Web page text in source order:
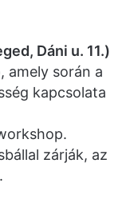
Dáni u. 11.)
amely során a
kapcsolata
zárják, az